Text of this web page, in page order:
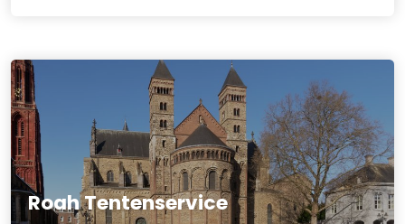
Roah Tentenservice